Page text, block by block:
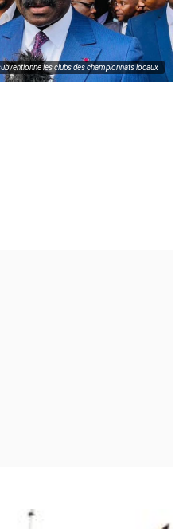
les clubs des championnats locaux